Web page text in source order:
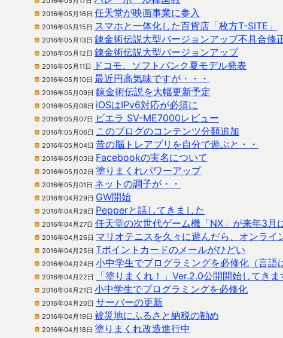
2016年05月16日 任天堂が映画事業に参入
2016年05月15日 スマホと一体化した百貨店「枚方T-SITE」
2016年05月13日 錬金術伝説大型バージョンアップ不具合修
2016年05月12日 錬金術伝説大型バージョンアップ
2016年05月11日 ドコモ、ソフトバンク夏モデル発表
2016年05月10日 最近円高気味ですが・・・
2016年05月09日 錬金術伝説を大幅更新予定
2016年05月08日 iOSはIPv6対応が必須に
2016年05月07日 ビエラ SV-ME7000レビュー
2016年05月06日 このブログのコンテンツ分類追加
2016年05月04日 昔の脳トレアプリを自分で遊ぶと・・
2016年05月03日 Facebookの実名について
2016年05月02日 塗りまくれパワーアップ
2016年05月01日 ネットの調子が・・
2016年04月29日 GW開始
2016年04月28日 Pepperと話してきました
2016年04月27日 任天堂の次世代ゲーム機「NX」が来年3月
2016年04月26日 マリオテニスを久々に遊んだら、オンライ
2016年04月25日 Tポイントカードのメールがひどい
2016年04月24日 小中学生でプログラミングを必修化（言語
2016年04月22日 「塗りまくれ！」Ver.2.0公開開始してきま
2016年04月21日 小中学生でプログラミングを必修化
2016年04月20日 サーバーの更新
2016年04月19日 被災地にふるさと納税の勧め
2016年04月18日 塗りまくれ改造進行中